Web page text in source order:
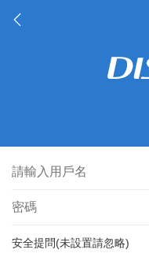
安全提問(未設置請忽略)